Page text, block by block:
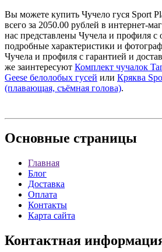
Вы можете купить Чучело гуся Sport
всего за 2050.00 рублей в интернет-
нас представлены Чучела и профиля с
подробные характеристики и
Чучела и профиля с гарантией и
же заинтересуют Комплект чучалок
Geese белолобых гусей или Кряква
(плавающая, съёмная голова).
Основные страницы
Главная
Блог
Доставка
Оплата
Контакты
Карта сайта
Контактная